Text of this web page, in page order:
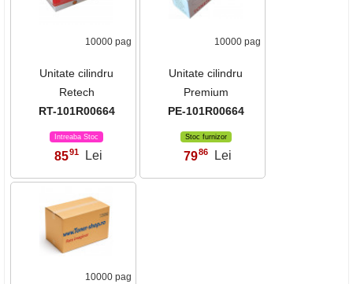
10000 pag
Unitate cilindru
Retech
RT-101R00664
Intreaba Stoc
8591 Lei
10000 pag
Unitate cilindru
Premium
PE-101R00664
Stoc furnizor
79,86 Lei
10000 pag